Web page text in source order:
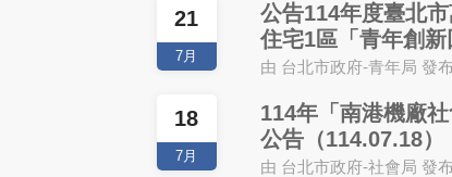
21
7月
公告114年度臺北
住宅1區「青年創
由 台北市政府-青年局 發
18
7月
114年「南港機廠
公告（114.07.18）
由 台北市政府-社會局 發